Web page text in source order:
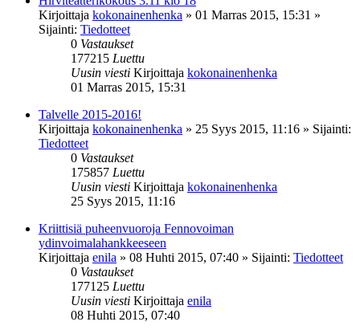
Kirjoittaja kokonainenhenka » 01 Marras 2015, 15:31 »
Sijainti: Tiedotteet
0 Vastaukset
177215 Luettu
Uusin viesti Kirjoittaja kokonainenhenka
01 Marras 2015, 15:31
Talvelle 2015-2016!
Kirjoittaja kokonainenhenka » 25 Syys 2015, 11:16 » Sijainti:
Tiedotteet
0 Vastaukset
175857 Luettu
Uusin viesti Kirjoittaja kokonainenhenka
25 Syys 2015, 11:16
Kriittisiä puheenvuoroja Fennovoiman
ydinvoimalahankkeeseen
Kirjoittaja enila » 08 Huhti 2015, 07:40 » Sijainti: Tiedotteet
0 Vastaukset
177125 Luettu
Uusin viesti Kirjoittaja enila
08 Huhti 2015, 07:40